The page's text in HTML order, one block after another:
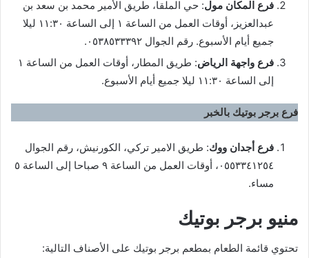
فرع المكان مول: حي الملقا، طريق الأمير محمد بن سعد بن
عبدالعزيز، أوقات العمل من الساعة ١ إلى الساعة ١١:٣٠ ليلا
جميع أيام الأسبوع. رقم الجوال ٠٥٣٨٥٣٣٣٩٢.
فرع واجهة الرياض
: طريق المطار، أوقات العمل من الساعة ١
إلى الساعة ١١:٣٠ ليلا جميع أيام الأسبوع.
فرع برجر بوتيك بالخبر
فرع أجدان ووك: طريق الامير تركي، الكورنيش، رقم الجوال
٠٥٥٣٣٤١٢٥٤، أوقات العمل من الساعة ٩ صباحا إلى الساعة ٥
مساء.
منيو برجر بوتيك
تحتوي قائمة الطعام بمطعم برجر بوتيك على الأصناف التالية: